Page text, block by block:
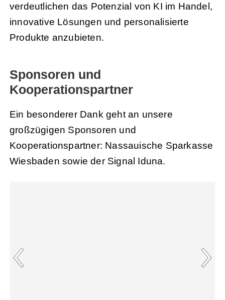
verdeutlichen das Potenzial von KI im Handel,
innovative Lösungen und personalisierte
Produkte anzubieten.
Sponsoren und
Kooperationspartner
Ein besonderer Dank geht an unsere
großzügigen Sponsoren und
Kooperationspartner: Nassauische Sparkasse
Wiesbaden sowie der Signal Iduna.